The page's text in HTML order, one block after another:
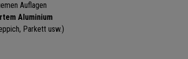
Auflagen
Aluminium
Parkett usw.)